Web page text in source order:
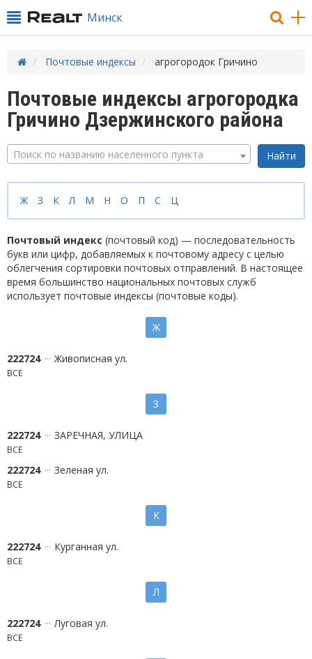
Минск
Почтовые индексы агрогородок Гричино
Почтовые индексы агрогородка
Гричино Дзержинского района
Поиск по названию населенного пункта
Ж З К Л М Н О П С Ц
Почтовый индекс (почтовый код) — последовательность
букв или цифр, добавляемых к почтовому адресу с целью
облегчения сортировки почтовых отправлений. В настоящее
время большинство национальных почтовых служб
использует почтовые индексы (почтовые коды).
Ж
222724 Живописная ул.
ВСЕ
З
222724 ЗАРЕЧНАЯ, УЛИЦА
ВСЕ
222724 Зеленая ул.
ВСЕ
К
222724 Курганная ул.
ВСЕ
Л
222724 Луговая ул.
ВСЕ